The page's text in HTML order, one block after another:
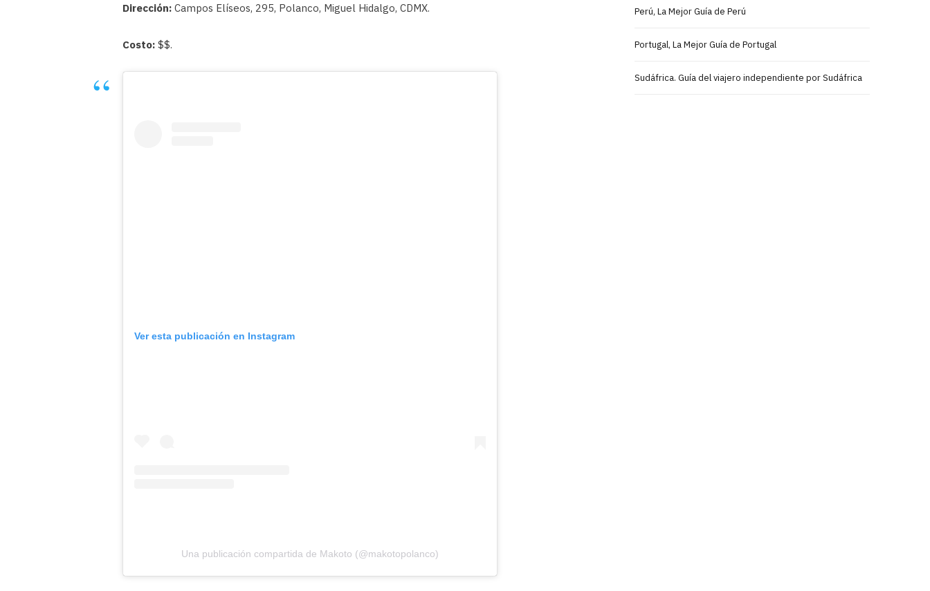
Dirección: Campos Elíseos, 295, Polanco, Miguel Hidalgo, CDMX.
Costo: $$.
Ver esta publicación en Instagram
Una publicación compartida de Makoto (@makotopolanco)
Perú, La Mejor Guía de Perú
Portugal, La Mejor Guía de Portugal
Sudáfrica. Guía del viajero independiente por Sudáfrica